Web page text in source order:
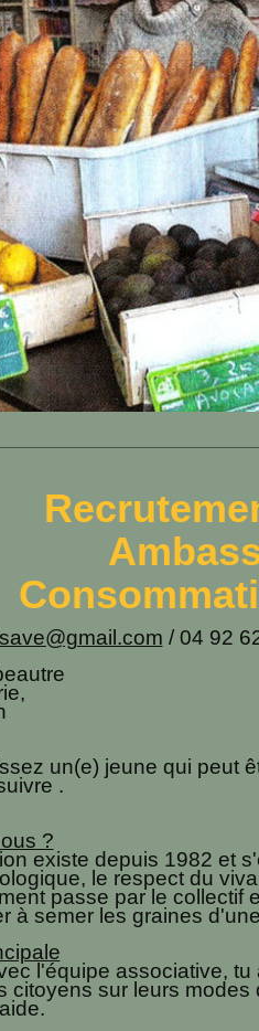
/ 04 92
un(e) jeune qui peut
.
?
existe depuis 1982 et
le respect du
passe par le collectif
à semer les graines
l'équipe associative,
citoyens sur leurs